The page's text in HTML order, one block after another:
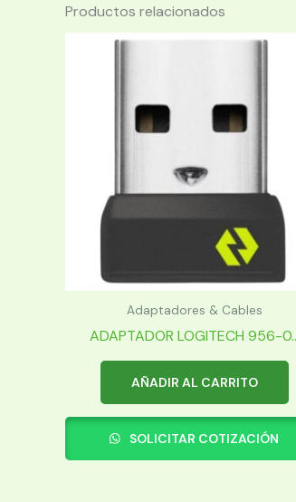
Productos relacionados
Adaptadores & Cables
ADAPTADOR LOGITECH 956-
AÑADIR AL CARRITO
SOLICITAR COTIZACIÓN